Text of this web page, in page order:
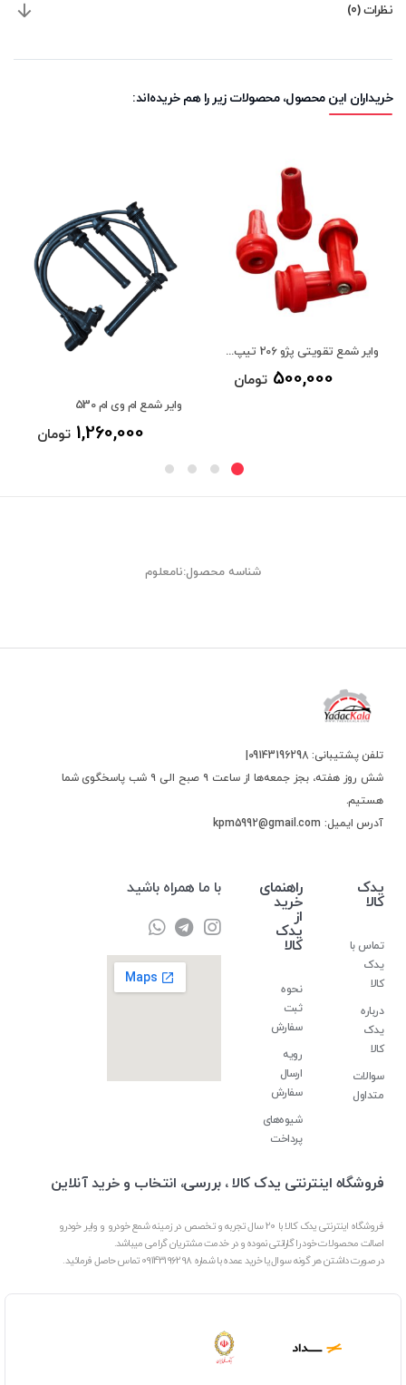
نظرات (0)
خریداران این محصول، محصولات زیر را هم خریده‌اند:
وایر شمع تقویتی پژو 206 تیپ 5 و تیپ 6 و پژو 207
500,000 تومان
وایر شمع ام وی ام 530
1,260,000 تومان
شناسه محصول:نامعلوم
تلفن پشتیبانی: 09143196298|
شش روز هفته، بجز جمعه‌ها از ساعت ۹ صبح الی ۹ شب پاسخگوی شما
هستیم.
آدرس ایمیل: kpm5992@gmail.com
یدک
کالا
تماس با
یدک
کالا
درباره
یدک
کالا
سوالات
متداول
راهنمای
خرید
از
یدک
کالا
نحوه
ثبت
سفارش
رویه
ارسال
سفارش
شیوه‌های
پرداخت
با ما همراه باشید
فروشگاه اینترنتی یدک کالا ، بررسی، انتخاب و خرید آنلاین
فروشگاه اینترنتی یدک کالا با 20 سال تجربه و تخصص در زمینه شمع خودرو و وایر خودرو
اصالت محصولات خود را گارانتی نموده و در خدمت مشتریان گرامی میباشد.
در صورت داشتن هر گونه سوال یا خرید عمده با شماره 09143196298 تماس حاصل فرمائید.